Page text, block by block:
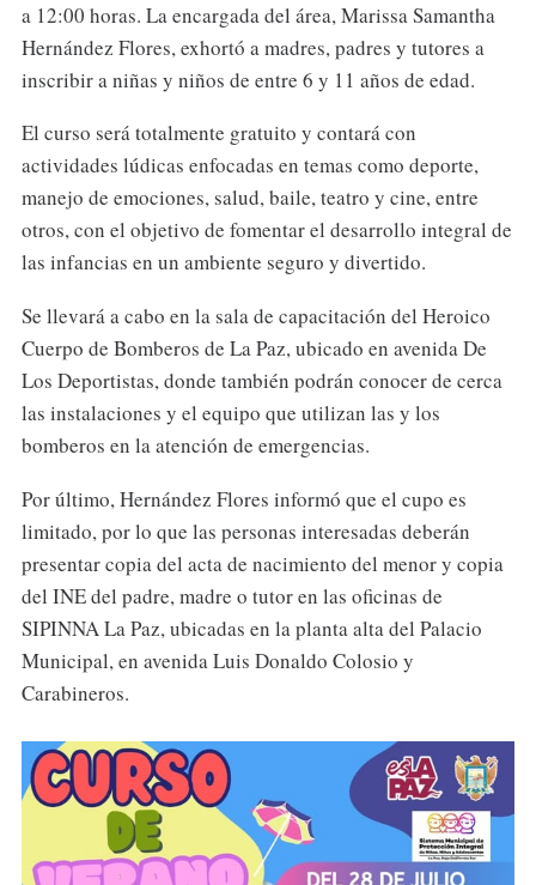
a 12:00 horas. La encargada del área, Marissa Samantha
Hernández Flores, exhortó a madres, padres y tutores a
inscribir a niñas y niños de entre 6 y 11 años de edad.
El curso será totalmente gratuito y contará con
actividades lúdicas enfocadas en temas como deporte,
manejo de emociones, salud, baile, teatro y cine, entre
otros, con el objetivo de fomentar el desarrollo integral de
las infancias en un ambiente seguro y divertido.
Se llevará a cabo en la sala de capacitación del Heroico
Cuerpo de Bomberos de La Paz, ubicado en avenida De
Los Deportistas, donde también podrán conocer de cerca
las instalaciones y el equipo que utilizan las y los
bomberos en la atención de emergencias.
Por último, Hernández Flores informó que el cupo es
limitado, por lo que las personas interesadas deberán
presentar copia del acta de nacimiento del menor y copia
del INE del padre, madre o tutor en las oficinas de
SIPINNA La Paz, ubicadas en la planta alta del Palacio
Municipal, en avenida Luis Donaldo Colosio y
Carabineros.